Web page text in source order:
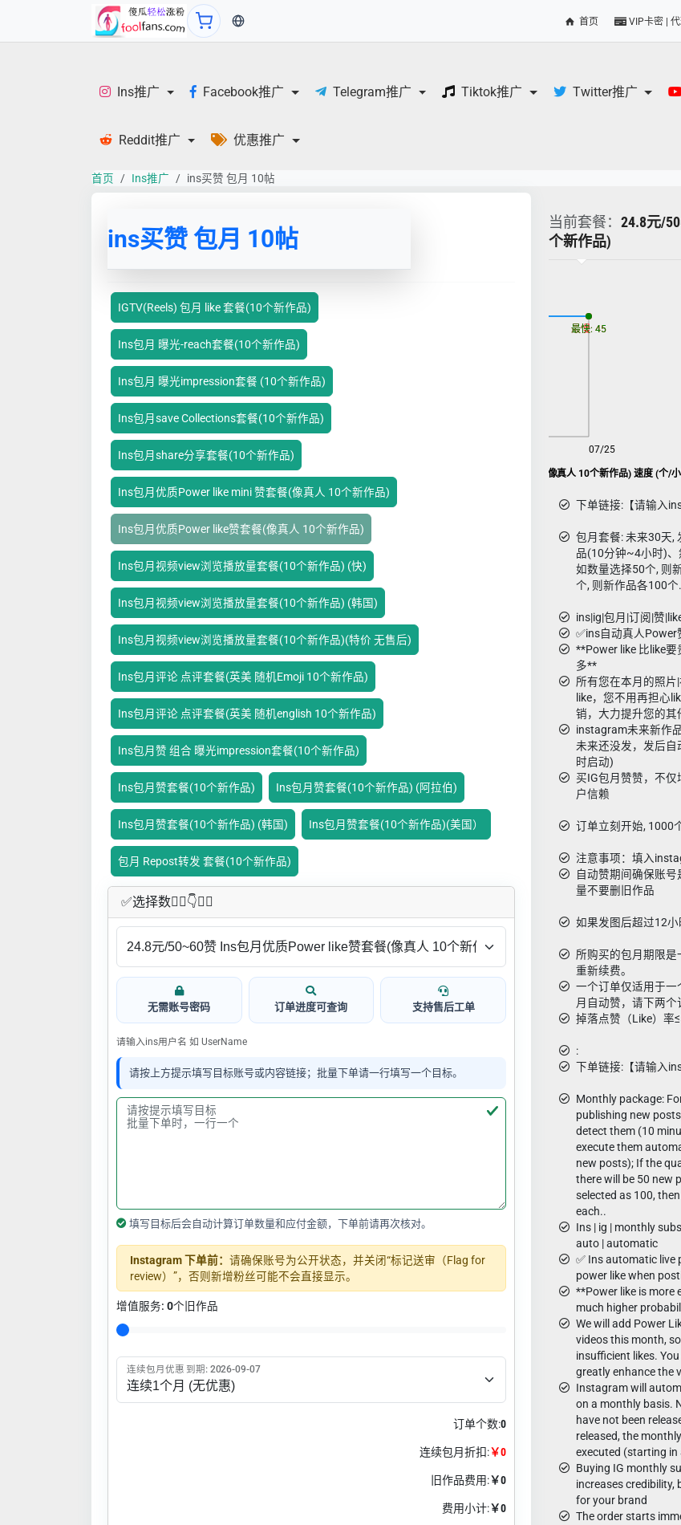
当前语言：中文 首页 VIP卡密 |
Ins推广 Facebook推广 Telegram推广 Tiktok推广 Twitter推广
Reddit推广 优惠推广
首页 Ins推广 ins买赞 包月 10帖
ins买赞 包月 10帖
IGTV(Reels) 包月 like 套餐(10个新作品)
Ins包月 曝光-reach套餐(10个新作品)
Ins包月 曝光impression套餐 (10个新作品)
Ins包月save Collections套餐(10个新作品)
Ins包月share分享套餐(10个新作品)
Ins包月优质Power like mini 赞套餐(像真人 10个新作品)
Ins包月优质Power like赞套餐(像真人 10个新作品)
Ins包月视频view浏览播放量套餐(10个新作品) (快)
Ins包月视频view浏览播放量套餐(10个新作品) (韩国)
Ins包月视频view浏览播放量套餐(10个新作品)(特价 无售后)
Ins包月评论 点评套餐(英美 随机Emoji 10个新作品)
Ins包月评论 点评套餐(英美 随机english 10个新作品)
Ins包月赞 组合 曝光impression套餐(10个新作品)
Ins包月赞套餐(10个新作品) Ins包月赞套餐(10个新作品) (阿拉伯)
Ins包月赞套餐(10个新作品) (韩国) Ins包月赞套餐(10个新作品)(美国）
包月 Repost转发 套餐(10个新作品)
✅​选择数👇🏻​​👇👇🏻​​
无需账号密码 订单进度可查询 支持售后工单
请输入ins用户名 如 UserName
请按上方提示填写目标账号或内容链接；批量下单请一行填写一个目标。
填写目标后会自动计算订单数量和应付金额，下单前请再次核对。
Instagram 下单前： 请确保账号为公开状态，并关闭“标记送审（Flag for
review）”，否则新增粉丝可能不会直接显示。
增值服务: 0个旧作品
连续包月优惠 到期: 2026-09-07
订单个数:0
连续包月折扣:￥0
旧作品费用:￥0
费用小计:￥0
当前套餐： 24.8元/
个新作品)
Ins包月优质Power like赞套餐(像真人 10个新作品) 速度 (个/
07/25
最慢: 45
最快: 45
下单链接:【请输入
包月套餐: 未来30天,
品(10分钟~4小时)
如数量选择50个, 则
个, 则新作品各100个
ins|ig|包月|订阅|赞
✅ins自动真人
**Power like 比like
多**
所有您在本月的照
like，您不用再担心
销，大力提升您的其
instagram未来新作
未来还没发，发后
时启动)
买IG包月赞赞，不
户信赖
订单立刻开始, 1000
注意事项：填入
自动赞期间确保账
量不要删旧作品
如果发图后超过12小
所购买的包月期限
重新续费。
一个订单仅适用于一
月自动赞，请下两个
掉落点赞（Like）率
:
下单链接:【请输入
Monthly package:
publishing new
detect them (10
execute them
new posts); If the
there will be 50 new
selected as 100,
each..
Ins | ig | monthly
auto | automatic
✅ Ins automatic live
power like when
**Power like is more
much higher
We will add Power
videos this month,
insufficient likes.
greatly enhance the
Instagram will
on a monthly basis.
have not been
released, the
executed (starting
Buying IG monthly
increases credibility,
for your brand
The order starts